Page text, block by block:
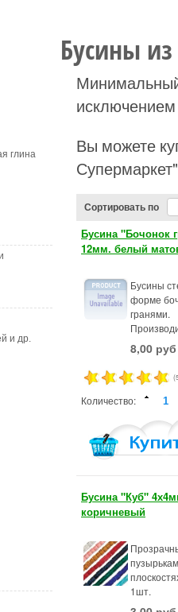
глина
и др.
Бусины из
Вы можете
Сортировать по
Бусина "Бочонок
12мм. белый
Бусины
форме
гранями.
8,00 руб
Количество:
Бусина "Куб"
коричневый
1шт.